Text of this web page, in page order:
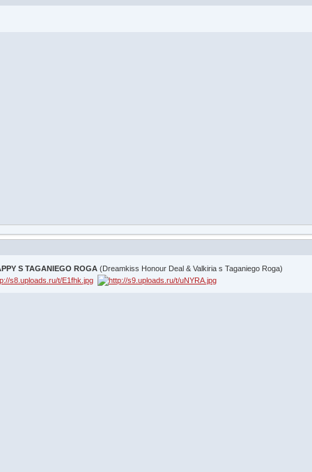
S TAGANIEGO ROGA (Dreamkiss Honour Deal & Valkiria s Taganiego Roga)